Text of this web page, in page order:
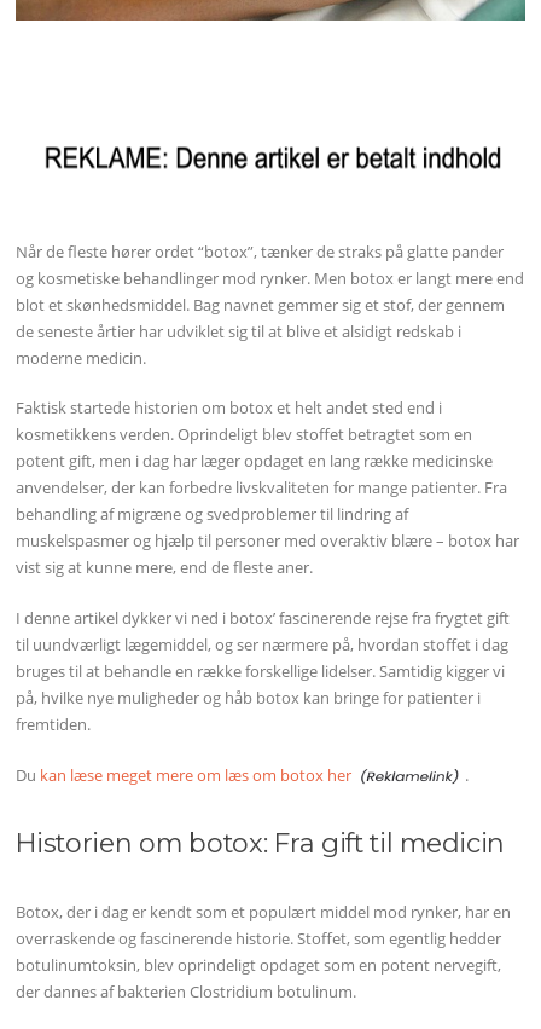
Når de fleste hører ordet “botox”, tænker de straks på glatte pander
og kosmetiske behandlinger mod rynker. Men botox er langt mere end
blot et skønhedsmiddel. Bag navnet gemmer sig et stof, der gennem
de seneste årtier har udviklet sig til at blive et alsidigt redskab i
moderne medicin.
Faktisk startede historien om botox et helt andet sted end i
kosmetikkens verden. Oprindeligt blev stoffet betragtet som en
potent gift, men i dag har læger opdaget en lang række medicinske
anvendelser, der kan forbedre livskvaliteten for mange patienter. Fra
behandling af migræne og svedproblemer til lindring af
muskelspasmer og hjælp til personer med overaktiv blære – botox har
vist sig at kunne mere, end de fleste aner.
I denne artikel dykker vi ned i botox’ fascinerende rejse fra frygtet gift
til uundværligt lægemiddel, og ser nærmere på, hvordan stoffet i dag
bruges til at behandle en række forskellige lidelser. Samtidig kigger vi
på, hvilke nye muligheder og håb botox kan bringe for patienter i
fremtiden.
Du kan læse meget mere om læs om botox her .
Historien om botox: Fra gift til medicin
Botox, der i dag er kendt som et populært middel mod rynker, har en
overraskende og fascinerende historie. Stoffet, som egentlig hedder
botulinumtoksin, blev oprindeligt opdaget som en potent nervegift,
der dannes af bakterien Clostridium botulinum.